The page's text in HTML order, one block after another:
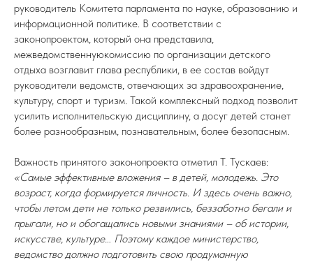
руководитель Комитета парламента по науке, образованию и
информационной политике. В соответствии с
законопроектом, который она представила,
межведомственнуюкомиссию по организации детского
отдыха возглавит глава республики, в ее состав войдут
руководители ведомств, отвечающих за здравоохранение,
культуру, спорт и туризм. Такой комплексный подход позволит
усилить исполнительскую дисциплину, а досуг детей станет
более разнообразным, познавательным, более безопасным.
Важность принятого законопроекта отметил Т. Тускаев:
«Самые эффективные вложения – в детей, молодежь. Это
возраст, когда формируется личность. И здесь очень важно,
чтобы летом дети не только резвились, беззаботно бегали и
прыгали, но и обогащались новыми знаниями – об истории,
искусстве, культуре… Поэтому каждое министерство,
ведомство должно подготовить свою продуманную